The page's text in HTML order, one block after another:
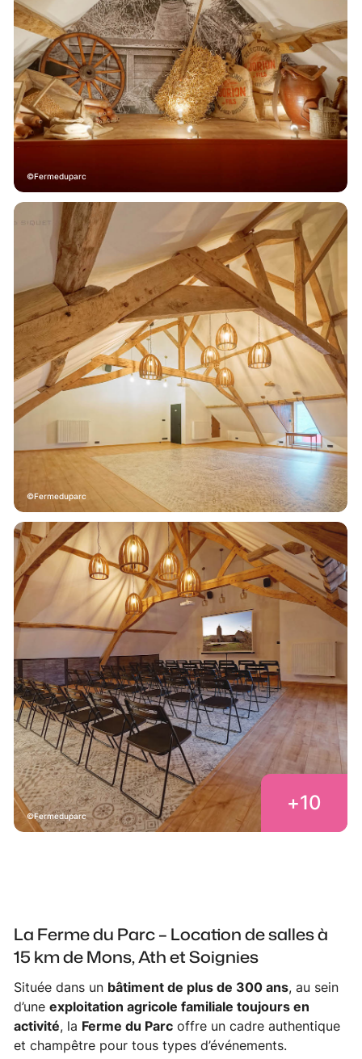
Fermeduparc
Fermeduparc
Fermeduparc
+10
La Ferme du Parc – Location de salles à
15 km de Mons, Ath et Soignies
Située dans un bâtiment de plus de 300 ans, au sein
d’uneexploitation agricole familiale toujours en
activité, la Ferme du Parc offre un cadre authentique
et champêtre pour tous types d’événements.